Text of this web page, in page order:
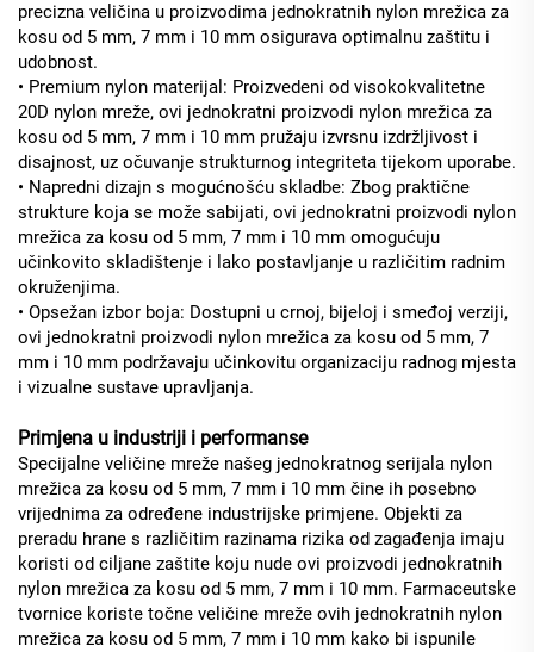
precizna veličina u proizvodima jednokratnih nylon mrežica za
kosu od 5 mm, 7 mm i 10 mm osigurava optimalnu zaštitu i
udobnost.
• Premium nylon materijal: Proizvedeni od visokokvalitetne
20D nylon mreže, ovi jednokratni proizvodi nylon mrežica za
kosu od 5 mm, 7 mm i 10 mm pružaju izvrsnu izdržljivost i
disajnost, uz očuvanje strukturnog integriteta tijekom uporabe.
• Napredni dizajn s mogućnošću skladbe: Zbog praktične
strukture koja se može sabijati, ovi jednokratni proizvodi nylon
mrežica za kosu od 5 mm, 7 mm i 10 mm omogućuju
učinkovito skladištenje i lako postavljanje u različitim radnim
okruženjima.
• Opsežan izbor boja: Dostupni u crnoj, bijeloj i smeđoj verziji,
ovi jednokratni proizvodi nylon mrežica za kosu od 5 mm, 7
mm i 10 mm podržavaju učinkovitu organizaciju radnog mjesta
i vizualne sustave upravljanja.
Primjena u industriji i performanse
Specijalne veličine mreže našeg jednokratnog serijala nylon
mrežica za kosu od 5 mm, 7 mm i 10 mm čine ih posebno
vrijednima za određene industrijske primjene. Objekti za
preradu hrane s različitim razinama rizika od zagađenja imaju
koristi od ciljane zaštite koju nude ovi proizvodi jednokratnih
nylon mrežica za kosu od 5 mm, 7 mm i 10 mm. Farmaceutske
tvornice koriste točne veličine mreže ovih jednokratnih nylon
mrežica za kosu od 5 mm, 7 mm i 10 mm kako bi ispunile